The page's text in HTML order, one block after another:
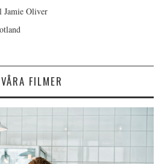
Jamie Oliver
VÅRA FILMER